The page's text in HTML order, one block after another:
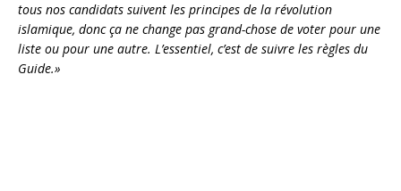
tous nos candidats suivent les principes de la révolution
islamique, donc ça ne change pas grand-chose de voter pour une
liste ou pour une autre. L’essentiel, c’est de suivre les règles du
Guide.»